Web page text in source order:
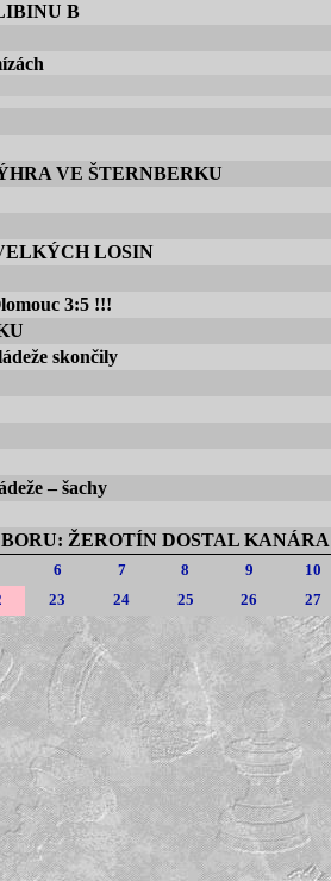
B
VE ŠTERNBERKU
LOSIN
3:5 !!!
skončily
– šachy
ŽEROTÍN DOSTAL KANÁRA
6 7 8 9 10
23 24 25 26 27